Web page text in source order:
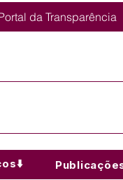
da Transparência